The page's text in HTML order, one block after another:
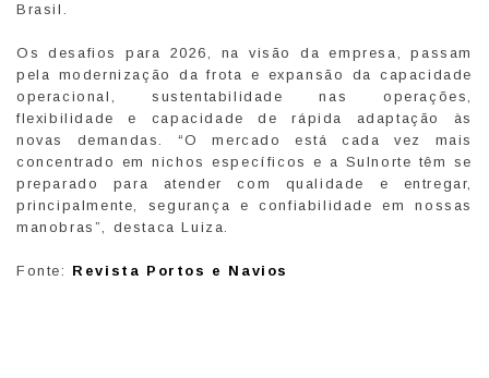
Brasil.
Os desafios para 2026, na visão da empresa, passam
pela modernização da frota e expansão da capacidade
operacional, sustentabilidade nas operações,
flexibilidade e capacidade de rápida adaptação às
novas demandas. “O mercado está cada vez mais
concentrado em nichos específicos e a Sulnorte têm se
preparado para atender com qualidade e entregar,
principalmente, segurança e confiabilidade em nossas
manobras”, destaca Luiza.
Fonte: Revista Portos e Navios